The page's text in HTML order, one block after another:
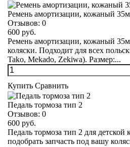
Ремень амортизации, кожаный
Отзывов: 0
600 руб.
Ремень амортизации, кожаный
коляски. Подходит для всех
Tako, Mekado, Zekiwa). Размер:...
Купить Сравнить
Педаль тормоза тип 2
Отзывов: 0
600 руб.
Педаль тормоза тип 2 для
подобрать запчасть под вашу